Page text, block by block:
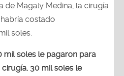
de Magaly Medina, la cirugía
habría costado
soles.
mil soles le pagaron para
30 mil soles le